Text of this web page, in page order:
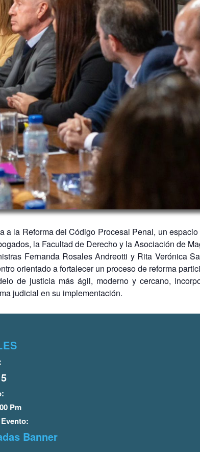
la Reforma del Código Procesal Penal, un
la Facultad de Derecho y la Asociación de
Fernanda Rosales Andreotti y Rita Verónica
orientado a fortalecer un proceso de reforma
de justicia más ágil, moderno y cercano,
judicial en su implementación.
Pm
Banner